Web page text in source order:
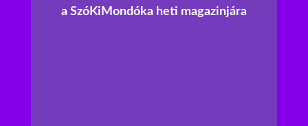
a SzóKiMondóka heti magazinjára